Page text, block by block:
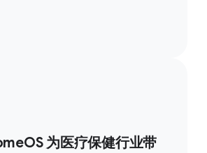
为医疗保健行业带